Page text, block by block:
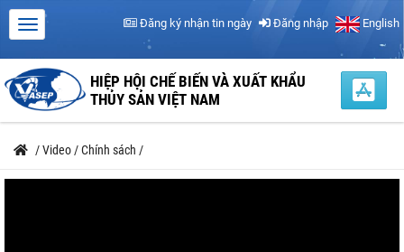
Đăng ký nhận tin ngày Đăng nhập English
HIỆP HỘI CHẾ BIẾN VÀ XUẤT KHẨU
THỦY SẢN VIỆT NAM
/Video /Chính sách /